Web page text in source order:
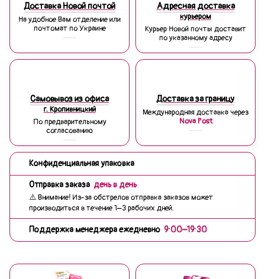
Доставка Новой почтой
На удобное Вам отделение или
почтомат по Украине
Адресная доставка
курьером
Курьер Новой почты доставит
по указанному адресу
Самовывоз из офиса
г. Кропивницкий
По предварительному
согласованию
Доставка за границу
Международная доставка через
Nova Post
Конфиденциальная упаковка
Отправка заказа день в день
⚠️ Внимание! Из-за обстрелов отправка заказов может
производиться в течение 1–3 рабочих дней.
Поддержка менеджера ежедневно 9:00–19:30